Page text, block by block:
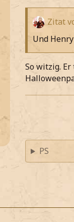
Zitat
Und
So witzig.
PS